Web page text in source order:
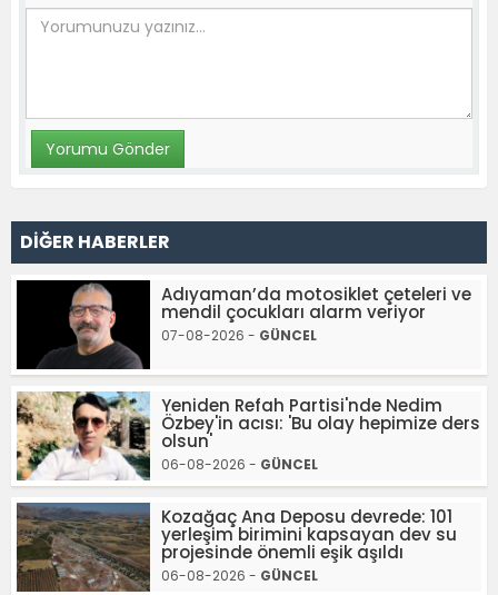
DİĞER HABERLER
Adıyaman’da motosiklet çeteleri ve
mendil çocukları alarm veriyor
07-08-2026 - GÜNCEL
Yeniden Refah Partisi'nde Nedim
Özbey'in acısı: 'Bu olay hepimize ders
olsun'
06-08-2026 - GÜNCEL
Kozağaç Ana Deposu devrede: 101
yerleşim birimini kapsayan dev su
projesinde önemli eşik aşıldı
06-08-2026 - GÜNCEL